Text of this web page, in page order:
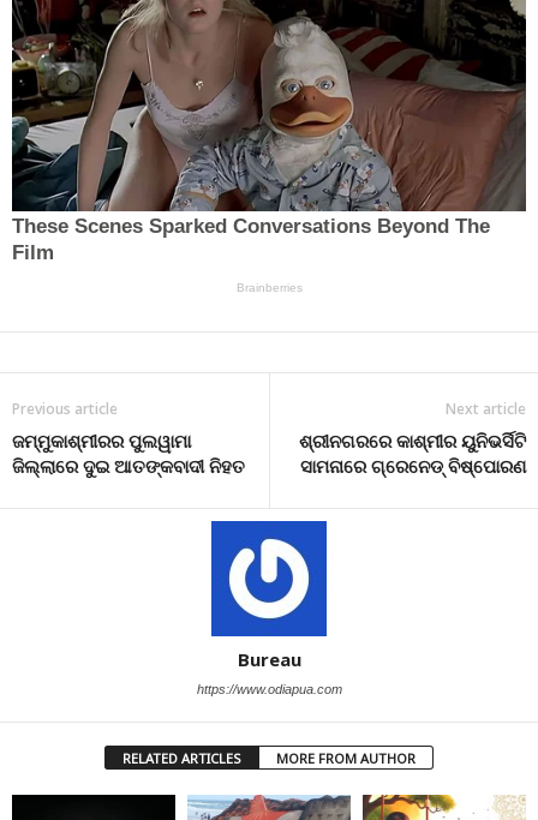
Previous article
ଜମ୍ମୁକାଶ୍ମୀରର ପୁଲୱାମା
ଜିଲ୍ଲାରେ ଦୁଇ ଆତଙ୍କବାଦୀ ନିହତ
Next article
ଶ୍ରୀନଗରରେ କାଶ୍ମୀର ୟୁନିଭର୍ସିଟି
ସାମନାରେ ଗ୍ରେନେଡ୍ ବିଷ୍ପୋରଣ
Bureau
https://www.odiapua.com
RELATED ARTICLES MORE FROM AUTHOR